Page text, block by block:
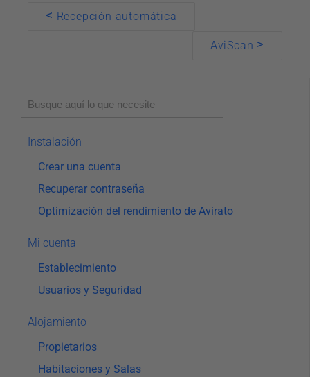
Instalación
Crear una cuenta
Recuperar contraseña
Optimización del rendimiento de Avirato
Mi cuenta
Establecimiento
Usuarios y Seguridad
Alojamiento
Propietarios
Habitaciones y Salas
Doc
navigation
< Recepción automática
AviScan>